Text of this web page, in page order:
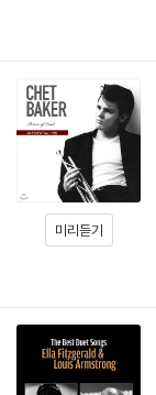
미리듣기